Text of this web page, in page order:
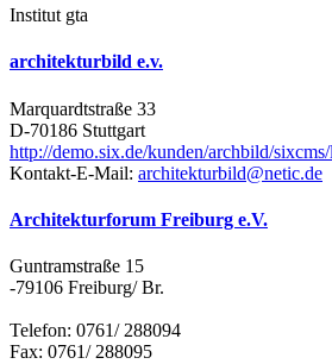
Institut gta
architekturbild e.v.
Marquardtstraße 33
D-70186 Stuttgart
http://demo.six.de/kunden/archbild/
Kontakt-E-Mail: architekturbild@netic.de
Architekturforum Freiburg e.V.
Guntramstraße 15
-79106 Freiburg/ Br.
Telefon: 0761/ 288094
Fax: 0761/ 288095